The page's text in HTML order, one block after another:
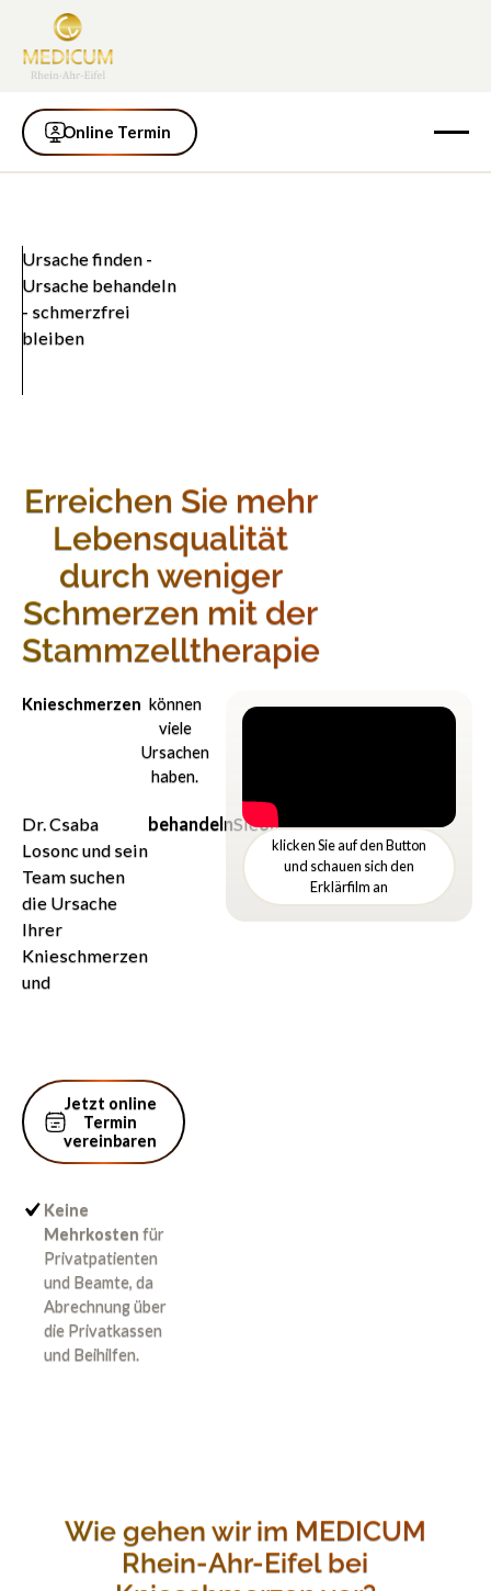
Online Termin
Online Termin
Ursache finden -
Ursache behandeln
- schmerzfrei
bleiben
Erreichen Sie mehr
Lebensqualität
durch weniger
Schmerzen mit der
Stammzelltherapie
Knieschmerzen können
viele
Ursachen
haben.
Dr. Csaba
Losonc und sein
Team suchen
die Ursache
Ihrer
Knieschmerzen
und
behandelnSieohne
Kortison
.
Jetzt online
Termin
vereinbaren
Jetzt online Termin vereinbaren
Keine
Mehrkosten für
Privatpatienten
und Beamte, da
Abrechnung über
die Privatkassen
und Beihilfen.
klicken Sie auf den Button
und schauen sich den
Erklärfilm an
Wie gehen wir im MEDICUM
Rhein-Ahr-Eifel bei